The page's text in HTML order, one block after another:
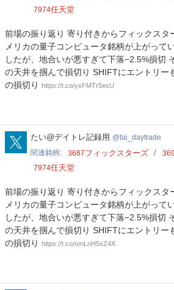
7974任天堂
前場の振り返り 寄り付きからフィックスタ
メリカの量子コンピュータ銘柄が上がって
したが、地合いが悪すぎて下落−2.5%損切
の天井を掴んで損切り SHIFTにエントリー
の損切り https://t.co/yxFMTr5esU
tai_daytrade
たい@デイトレ記録用 tai_daytrade
関連銘柄
3687フィックスターズ
7974任天堂
前場の振り返り 寄り付きからフィックスタ
メリカの量子コンピュータ銘柄が上がって
したが、地合いが悪すぎて下落−2.5%損切
の天井を掴んで損切り SHIFTにエントリー
の損切り https://t.co/omLnH5xZ4X